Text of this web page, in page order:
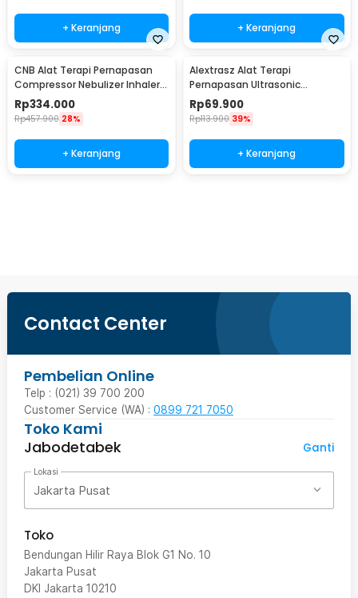
+ Keranjang + Keranjang
CNB Alat Terapi Pernapasan
Compressor Nebulizer Inhaler
Atomizer - 69025S
Rp334.000
Rp457.900 28%
+ Keranjang
Alextrasz Alat Terapi
Pernapasan Ultrasonic
Nebulizer Inhaler Atomizer -
FLK-W301
Rp69.900
Rp113.900 39%
+ Keranjang
Contact Center
Pembelian Online
Telp : (021) 39 700 200
Customer Service (WA) : 0899 721 7050
Toko Kami
Jabodetabek
Ganti
Lokasi
Jakarta Pusat
Toko
Bendungan Hilir Raya Blok G1 No. 10
Jakarta Pusat
DKI Jakarta 10210